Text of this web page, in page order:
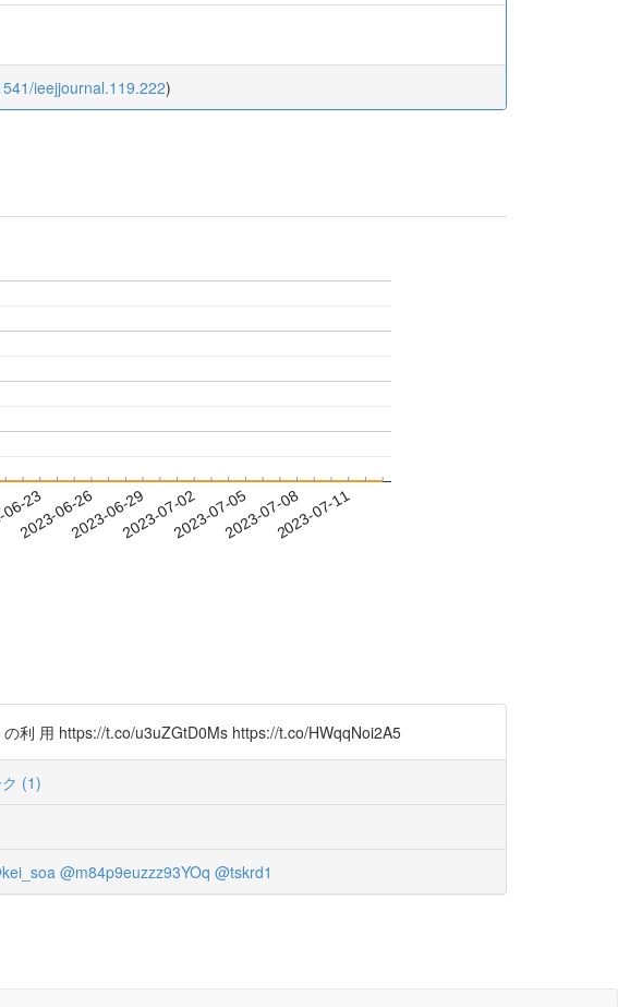
ieejjournal.119.222)
23
2023-06-262023-06-292023-07-022023-07-052023-07-082023-07-11
利 用 https://t.co/u3uZGtD0Ms https://t.co/HWqqNoi2A5
(1)
@m84p9euzzz93YOq @tskrd1